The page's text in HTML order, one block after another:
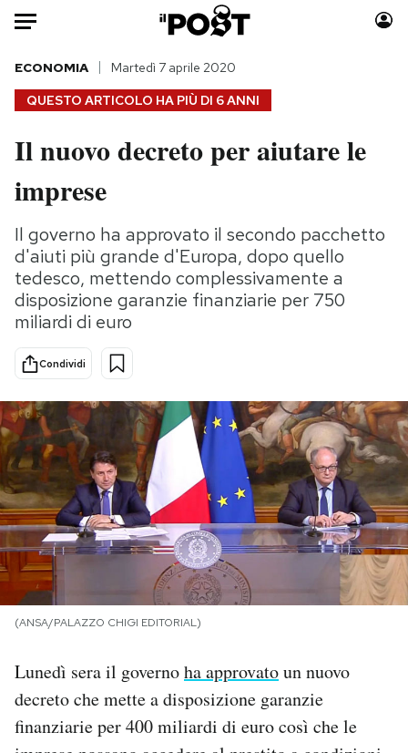
Auto
HOME
Italia
Politica
Tecnologia
Internet
Scienza
Cultura
Sport
Moda
Storie/Idee
Ok Boomer!
Media
Europa
PODCAST
NEWSLETTER
I MIEI PREFERITI
SHOP
CALENDARIO
QUESTO ARTICOLO HA PIÙ DI 6 ANNI
ECONOMIA Martedì 7 aprile 2020
Il nuovo decreto per aiutare le
imprese
Il governo ha approvato il secondo pacchetto
d'aiuti più grande d'Europa, dopo quello
tedesco, mettendo complessivamente a
disposizione garanzie finanziarie per 750
miliardi di euro
Condividi
(ANSA/PALAZZO CHIGI EDITORIAL)
Lunedì sera il governoha approvatoun nuovo
decreto che mette a disposizione garanzie
finanziarie per 400 miliardi di euro così che le